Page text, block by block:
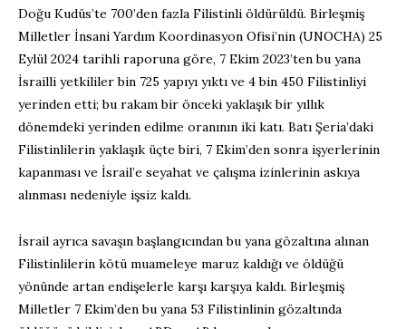
Doğu Kudüs’te 700’den fazla Filistinli öldürüldü. Birleşmiş
Milletler İnsani Yardım Koordinasyon Ofisi’nin (UNOCHA) 25
Eylül 2024 tarihli raporuna göre, 7 Ekim 2023’ten bu yana
İsrailli yetkililer bin 725 yapıyı yıktı ve 4 bin 450 Filistinliyi
yerinden etti; bu rakam bir önceki yaklaşık bir yıllık
dönemdeki yerinden edilme oranının iki katı. Batı Şeria’daki
Filistinlilerin yaklaşık üçte biri, 7 Ekim’den sonra işyerlerinin
kapanması ve İsrail’e seyahat ve çalışma izinlerinin askıya
alınması nedeniyle işsiz kaldı.
İsrail ayrıca savaşın başlangıcından bu yana gözaltına alınan
Filistinlilerin kötü muameleye maruz kaldığı ve öldüğü
yönünde artan endişelerle karşı karşıya kaldı. Birleşmiş
Milletler 7 Ekim’den bu yana 53 Filistinlinin gözaltında